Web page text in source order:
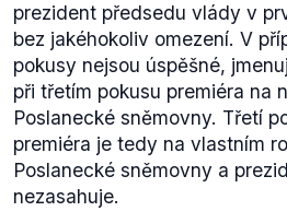
prezident předsedu vlády v
bez jakéhokoliv omezení. V
pokusy nejsou úspěšné,
při třetím pokusu premiéra na
Poslanecké sněmovny. Třetí
premiéra je tedy na vlastním
Poslanecké sněmovny a
nezasahuje.